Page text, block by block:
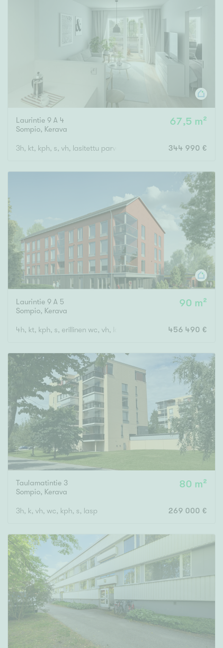
Laurintie 9 A 4
Sompio, Kerava
67,5 m²
3h, kt, kph, s, vh, lasitettu parveke 344 990 €
Laurintie 9 A 5
Sompio, Kerava
90 m²
4h, kt, kph, s, erillinen wc, vh, lasitettu parveke 456 490 €
Taulamatintie 3
Sompio, Kerava
80 m²
3h, k, vh, wc, kph, s, lasp 269 000 €